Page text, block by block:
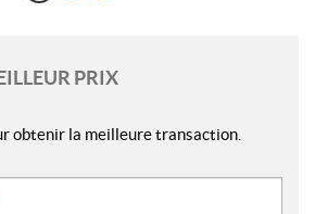
PRIX
obtenir la meilleure transaction.